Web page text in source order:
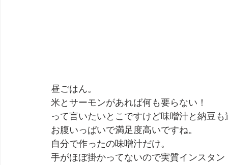
昼ごはん。
米とサーモンがあれば何も要らない！
って言いたいとこですけど味噌汁と納豆
お腹いっぱいで満足度高いですね。
自分で作ったの味噌汁だけ。
手がほぼ掛かってないので実質インスタン